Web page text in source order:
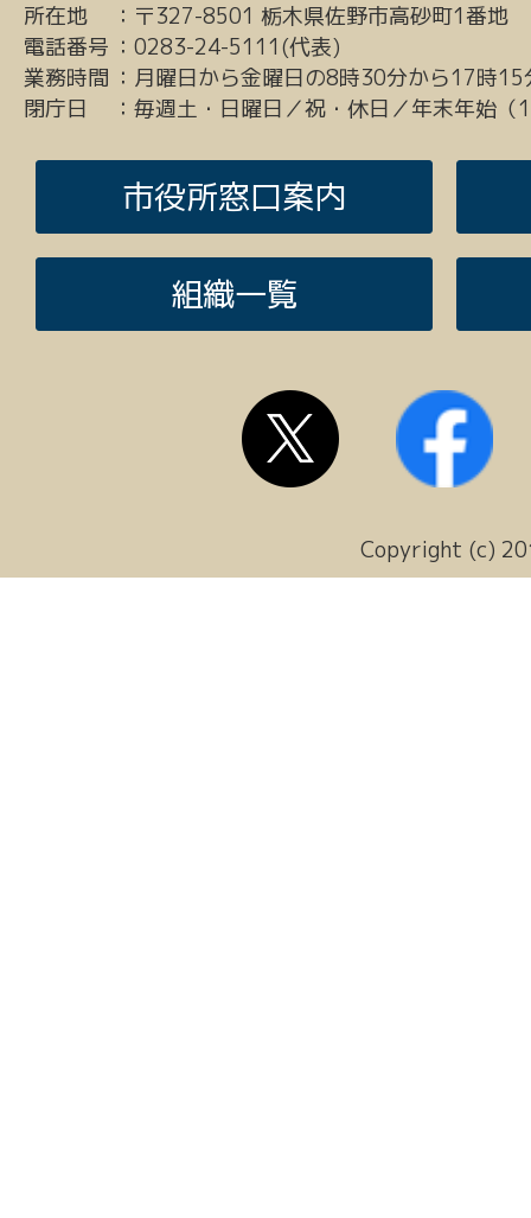
所在地 ： 〒327-8501 栃木県佐野市高砂町1番地
電話番号 ： 0283-24-5111(代表)
業務時間 ： 月曜日から金曜日の8時30分から17時15
閉庁日
： 毎週土・日曜日／祝・休日／年末年始
市役所窓口案内
組織一覧
Copyright (c)